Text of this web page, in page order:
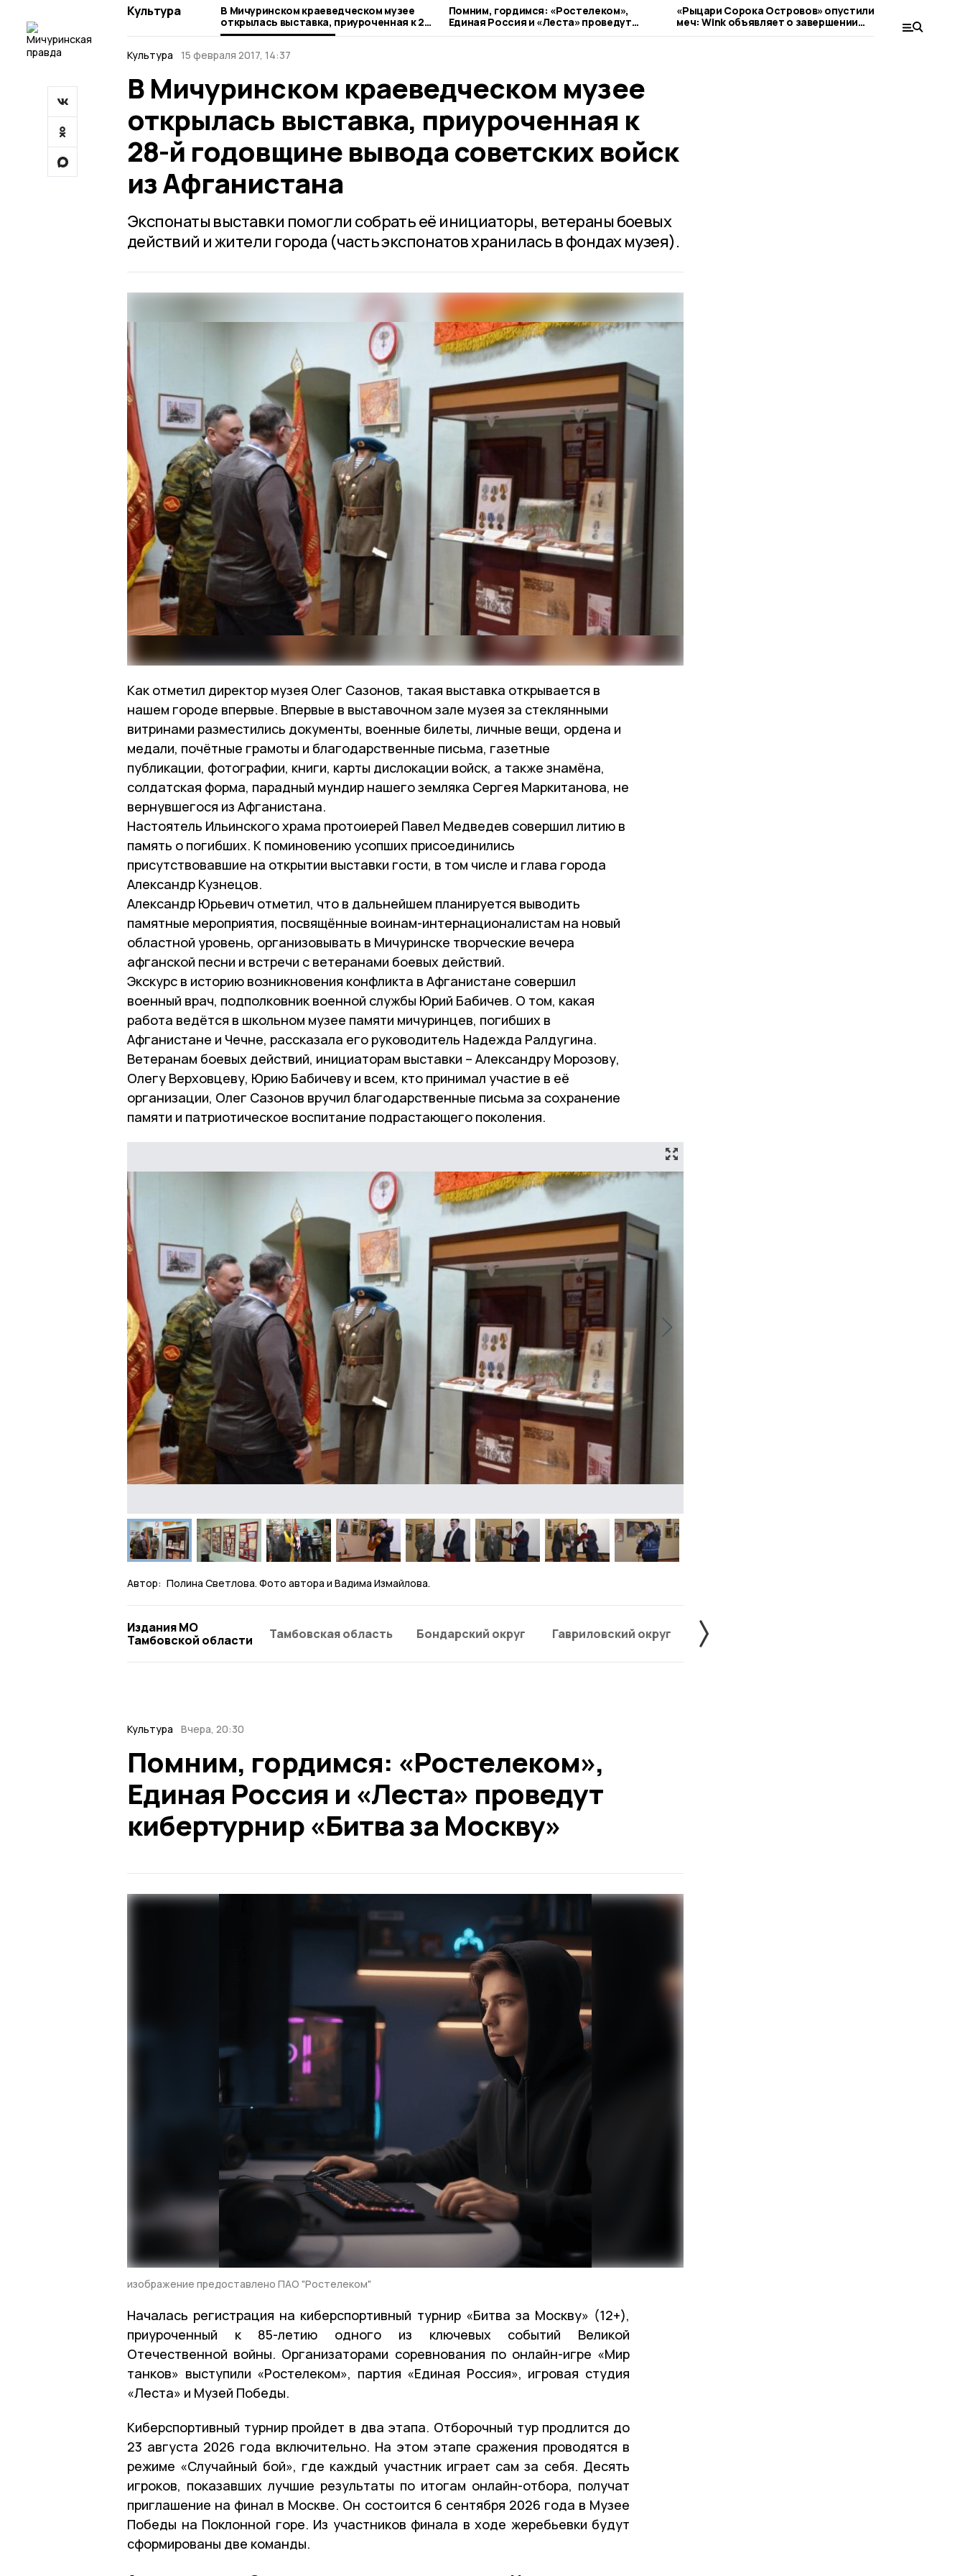
Культура
В Мичуринском краеведческом музее
открылась выставка, приуроченная к 28-
й годовщине вывода советских войск из
Помним, гордимся: «Ростелеком»,
Единая Россия и «Леста» проведут
кибертурнир «Битва за Москву»
«Рыцари Сорока Островов» опустили
меч: Wink объявляет о завершении
съемок фантастического сериала
заняться в
Культура 15 февраля 2017, 14:37
В Мичуринском краеведческом музее
открылась выставка, приуроченная к
28-й годовщине вывода советских войск
из Афганистана
Экспонаты выставки помогли собрать её инициаторы, ветераны боевых
действий и жители города (часть экспонатов хранилась в фондах музея).
Как отметил директор музея Олег Сазонов, такая выставка открывается в
нашем городе впервые. Впервые в выставочном зале музея за стеклянными
витринами разместились документы, военные билеты, личные вещи, ордена и
медали, почётные грамоты и благодарственные письма, газетные
публикации, фотографии, книги, карты дислокации войск, а также знамёна,
солдатская форма, парадный мундир нашего земляка Сергея Маркитанова, не
вернувшегося из Афганистана.
Настоятель Ильинского храма протоиерей Павел Медведев совершил литию в
память о погибших. К поминовению усопших присоединились
присутствовавшие на открытии выставки гости, в том числе и глава города
Александр Кузнецов.
Александр Юрьевич отметил, что в дальнейшем планируется выводить
памятные мероприятия, посвящённые воинам-интернационалистам на новый
областной уровень, организовывать в Мичуринске творческие вечера
афганской песни и встречи с ветеранами боевых действий.
Экскурс в историю возникновения конфликта в Афганистане совершил
военный врач, подполковник военной службы Юрий Бабичев. О том, какая
работа ведётся в школьном музее памяти мичуринцев, погибших в
Афганистане и Чечне, рассказала его руководитель Надежда Ралдугина.
Ветеранам боевых действий, инициаторам выставки – Александру Морозову,
Олегу Верховцеву, Юрию Бабичеву и всем, кто принимал участие в её
организации, Олег Сазонов вручил благодарственные письма за сохранение
памяти и патриотическое воспитание подрастающего поколения.
Автор: Полина Светлова. Фото автора и Вадима Измайлова.
Издания МО
Тамбовской области
Тамбовская область Бондарский округ Гавриловский округ Жердевский округ
Культура Вчера, 20:30
Помним, гордимся: «Ростелеком»,
Единая Россия и «Леста» проведут
кибертурнир «Битва за Москву»
изображение предоставлено ПАО "Ростелеком"
Началась регистрация на киберспортивный турнир «Битва за Москву» (12+),
приуроченный к 85-летию одного из ключевых событий Великой
Отечественной войны. Организаторами соревнования по онлайн-игре «Мир
танков» выступили «Ростелеком», партия «Единая Россия», игровая студия
«Леста» и Музей Победы.
Киберспортивный турнир пройдет в два этапа. Отборочный тур продлится до
23 августа 2026 года включительно. На этом этапе сражения проводятся в
режиме «Случайный бой», где каждый участник играет сам за себя. Десять
игроков, показавших лучшие результаты по итогам онлайн-отбора, получат
приглашение на финал в Москве. Он состоится 6 сентября 2026 года в Музее
Победы на Поклонной горе. Из участников финала в ходе жеребьевки будут
сформированы две команды.